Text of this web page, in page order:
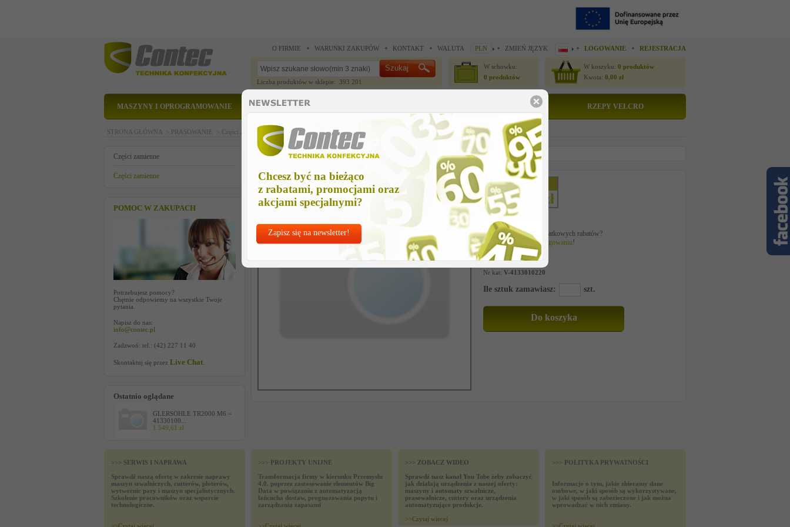
Chcesz być na bieżąco
z rabatami, promocjami oraz
akcjami specjalnymi?
Zapisz się na newsletter!
O FIRMIE WARUNKI ZAKUPÓW KONTAKT WALUTA PLN ZMIEŃ JĘZYK LOGOWANIE REJESTRACJA
Liczba produktów w sklepie: 393 201
W schowku:
0 produktów
W koszyku: 0 produktów
Kwota: 0,00 zł
MASZYNY I OPROGRAMOWANIE CZĘŚCI ZAMIENNE RZEPY VELCRO
STRONA GŁÓWNA > PRASOWANIE > Części zamienne >Części zamienne > GLERSOHLE TR2000 M6 = 4133010040
Części zamienne
Części zamienne
POMOC W ZAKUPACH
Potrzebujesz pomocy?
Chętnie odpowiemy na wszystkie Twoje
pytania.
Napisz do nas:
info@contec.pl
Zadzwoń: tel.: (42) 227 11 40
Skontaktuj się przez Live Chat
Ostatnio oglądane
GLERSOHLE TR2000 M6 =
41330100...
1 549,61 zł
GLERSOHLE TR2000 M6 = 4133010040
Cena netto
1 549,61 zł
Chcesz korzystać z dodatkowych rabatów?
Najlepszeceny pozalogowaniu!
Nr kat: V-4133010220
Ile sztuk zamawiasz: szt.
>>> SERWIS I NAPRAWA
Sprawdź naszą ofertę w zakresie naprawy
maszyn szwalniczych, cutterów, ploterów,
wytwornic pary i maszyn specjalistycznych.
Szkolenie pracowników oraz wsparcie
technologiczne.
>>> PROJEKTY UNIJNE
Transformacja firmy w kierunku Przemysłu
4.0. poprzez zastosowanie elementów Big
Data w powiązaniu z automatyzacją
łańcucha dostaw, prognozowania popytu i
zarządzania zapasami
>>> ZOBACZ WIDEO
Sprawdź nasz kanał You Tube żeby zobaczyć
jak działają urządzenia z naszej oferty:
maszyny i automaty szwalnicze,
prasowalnicze, cuttery oraz urządzenia
automatyzujące produkcje.
>>Czytaj wiecej
>>> POLITYKA PRYWATNOŚCI
Informacje o tym, jakie zbieramy dane
osobowe, w jaki sposób są wykorzystywane,
w jaki sposób są zabezieczone i jak można
wprowadzać w nich zmiany.